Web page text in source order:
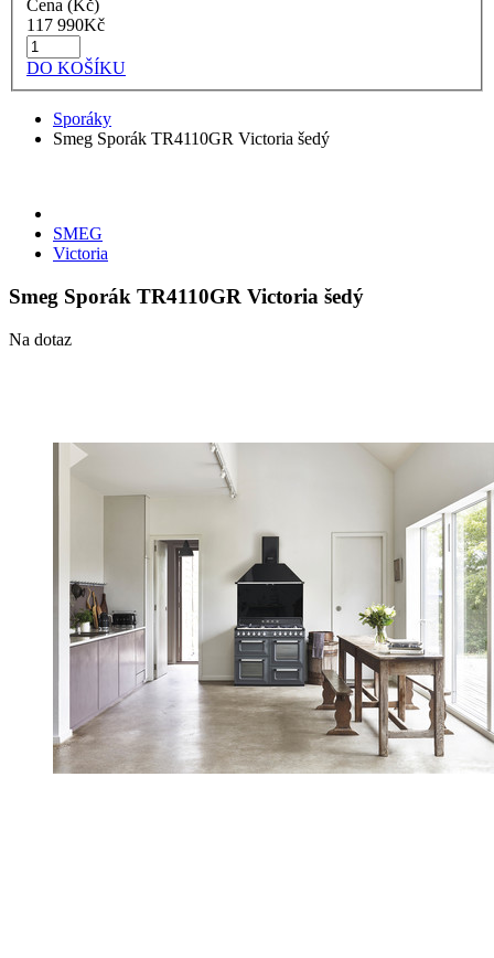
Cena (Kč)
117 990Kč
DO KOŠÍKU
Sporáky
Smeg Sporák TR4110GR Victoria šedý
SMEG
Victoria
Smeg Sporák TR4110GR Victoria šedý
Na dotaz